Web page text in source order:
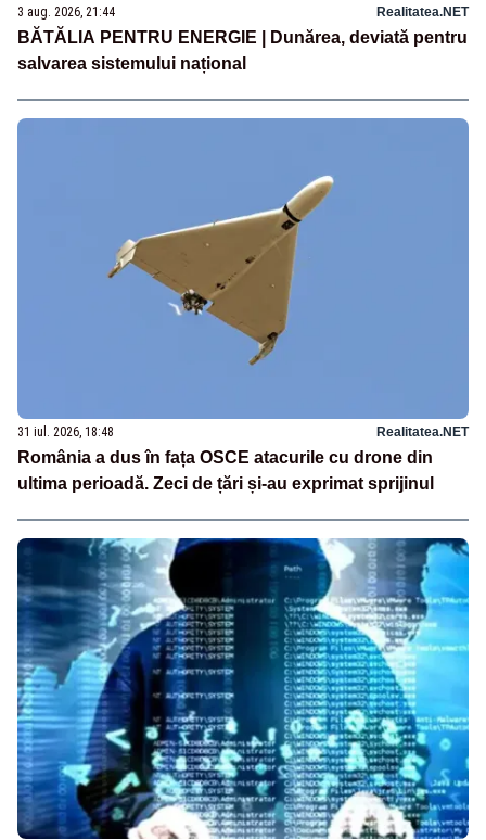
3 aug. 2026, 21:44 Realitatea.NET
BĂTĂLIA PENTRU ENERGIE | Dunărea, deviată pentru
salvarea sistemului național
31 iul. 2026, 18:48 Realitatea.NET
România a dus în fața OSCE atacurile cu drone din
ultima perioadă. Zeci de țări și-au exprimat sprijinul